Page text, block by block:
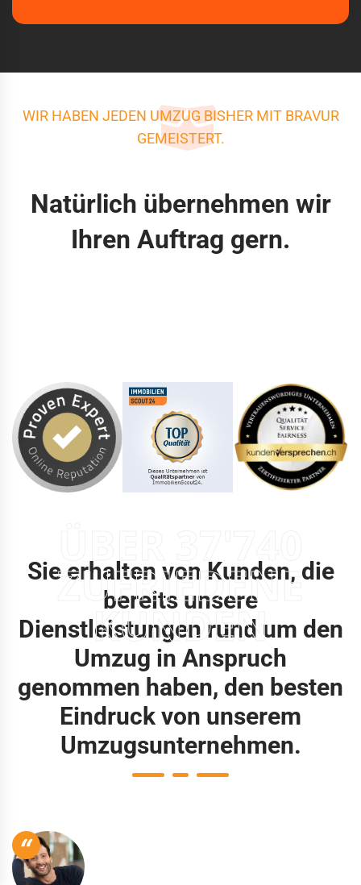
WIR HABEN JEDEN UMZUG BISHER MIT BRAVUR
GEMEISTERT.
Natürlich übernehmen wir
Ihren Auftrag gern.
ZUFRIEDENE
KUNDEN
Sie erhalten von Kunden, die
bereits unsere
Dienstleistungen rund um den
Umzug in Anspruch
genommen haben, den besten
Eindruck von unserem
Umzugsunternehmen.
“